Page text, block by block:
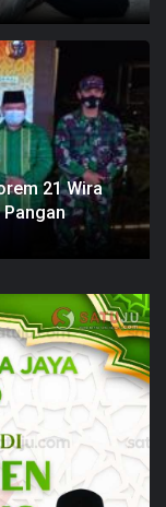
21 Wira
Pangan